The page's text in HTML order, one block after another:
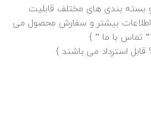
و بسته بندی های مختلف قابلیت
اطلاعات بیشتر و سفارش محصول می
تماس با ما ” }